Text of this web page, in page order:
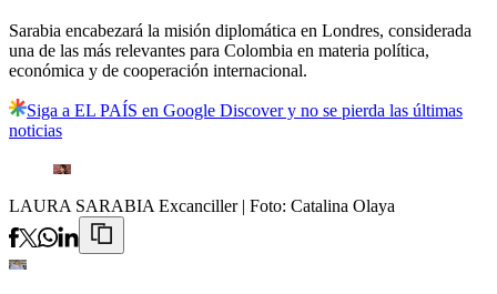
Sarabia encabezará la misión diplomática en Londres, considerada
una de las más relevantes para Colombia en materia política,
económica y de cooperación internacional.
Siga a EL PAÍS en Google Discover y no se pierda las últimas
noticias
LAURA SARABIA Excanciller | Foto: Catalina Olaya